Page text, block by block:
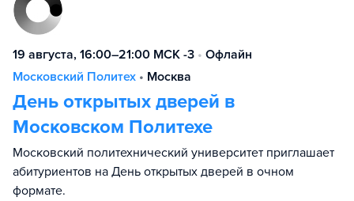
19 августа, 16:00–21:00 МСК -3 • Офлайн
Московский Политех • Москва
День открытых дверей в
Московском Политехе
Московский политехнический университет приглашает
абитуриентов на День открытых дверей в очном
формате.